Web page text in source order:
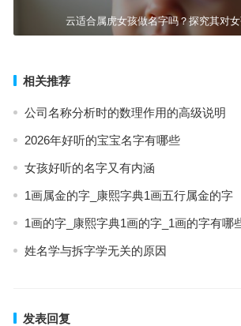
云适合属虎女孩做名字吗？探究其对
相关推荐
公司名称分析时的数理作用的高级说明
2026年好听的宝宝名字有哪些
女孩好听的名字又有内涵
1画属金的字_康熙字典1画五行属金的字
1画的字_康熙字典1画的字_1画的字有哪
姓名学与拆字学无关的原因
发表回复